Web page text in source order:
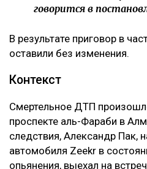
– Компенсация
может
наказания
причинителя вреда.
предоставлении
возмещения
страданий, а не в
воздействия на
говорится в